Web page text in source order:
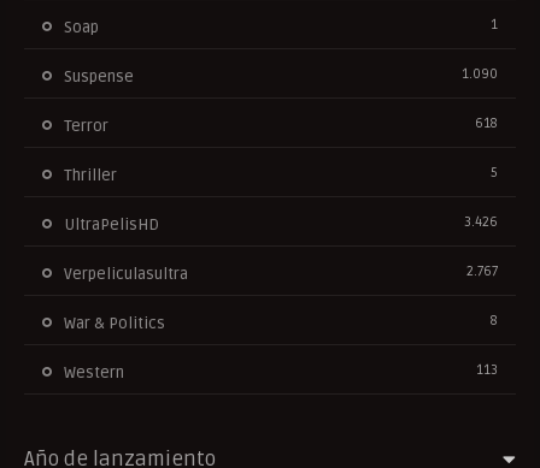
Soap 1
Suspense 1.090
Terror 618
Thriller 5
UltraPelisHD 3.426
Verpeliculasultra 2.767
War & Politics 8
Western 113
Año de lanzamiento